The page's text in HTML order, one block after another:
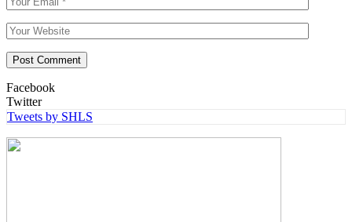
Facebook
Twitter
Tweets by SHLS